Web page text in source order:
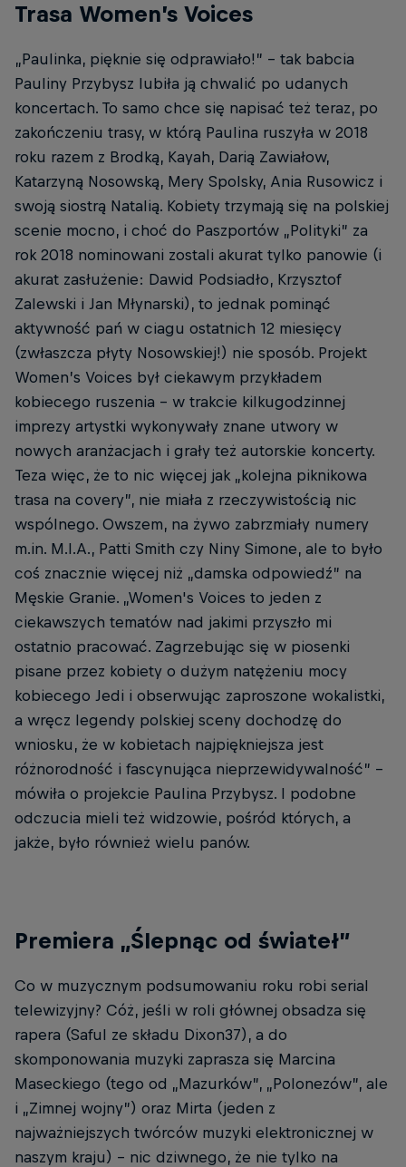
Trasa Women’s Voices
„Paulinka, pięknie się odprawiało!” – tak babcia
Pauliny Przybysz lubiła ją chwalić po udanych
koncertach. To samo chce się napisać też teraz, po
zakończeniu trasy, w którą Paulina ruszyła w 2018
roku razem z Brodką, Kayah, Darią Zawiałow,
Katarzyną Nosowską, Mery Spolsky, Ania Rusowicz i
swoją siostrą Natalią. Kobiety trzymają się na polskiej
scenie mocno, i choć do Paszportów „Polityki” za
rok 2018 nominowani zostali akurat tylko panowie (i
akurat zasłużenie: Dawid Podsiadło, Krzysztof
Zalewski i Jan Młynarski), to jednak pominąć
aktywność pań w ciagu ostatnich 12 miesięcy
(zwłaszcza płyty Nosowskiej!) nie sposób. Projekt
Women’s Voices był ciekawym przykładem
kobiecego ruszenia – w trakcie kilkugodzinnej
imprezy artystki wykonywały znane utwory w
nowych aranżacjach i grały też autorskie koncerty.
Teza więc, że to nic więcej jak „kolejna piknikowa
trasa na covery”, nie miała z rzeczywistością nic
wspólnego. Owszem, na żywo zabrzmiały numery
m.in. M.I.A., Patti Smith czy Niny Simone, ale to było
coś znacznie więcej niż „damska odpowiedź” na
Męskie Granie. „Women's Voices to jeden z
ciekawszych tematów nad jakimi przyszło mi
ostatnio pracować. Zagrzebując się w piosenki
pisane przez kobiety o dużym natężeniu mocy
kobiecego Jedi i obserwując zaproszone wokalistki,
a wręcz legendy polskiej sceny dochodzę do
wniosku, że w kobietach najpiękniejsza jest
różnorodność i fascynująca nieprzewidywalność” –
mówiła o projekcie Paulina Przybysz. I podobne
odczucia mieli też widzowie, pośród których, a
jakże, było również wielu panów.
Premiera „Ślepnąc od świateł”
Co w muzycznym podsumowaniu roku robi serial
telewizyjny? Cóż, jeśli w roli głównej obsadza się
rapera (Saful ze składu Dixon37), a do
skomponowania muzyki zaprasza się Marcina
Maseckiego (tego od „Mazurków”, „Polonezów”, ale
i „Zimnej wojny”) oraz Mirta (jeden z
najważniejszych twórców muzyki elektronicznej w
naszym kraju) – nic dziwnego, że nie tylko na